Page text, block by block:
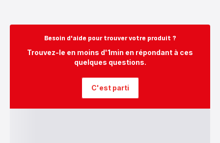
Besoin d'aide pour trouver votre produit ?
Trouvez-le en moins d'1min en répondant à ces
quelques questions.
C'est parti